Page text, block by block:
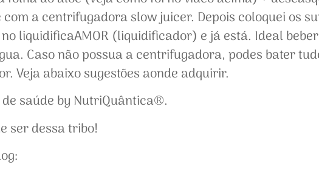
a centrifugadora slow juicer. Depois coloquei os
liquidificaAMOR (liquidificador) e já está. Ideal
Caso não possua a centrifugadora, podes bater
Veja abaixo sugestões aonde adquirir.
saúde by NutriQuântica®.
ser dessa tribo!